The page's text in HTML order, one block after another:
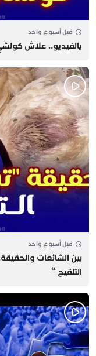
قبل أسبوع واحد
يالفيديو.. علاش
قبل أسبوع واحد
بين الشائعات
التلقيح “